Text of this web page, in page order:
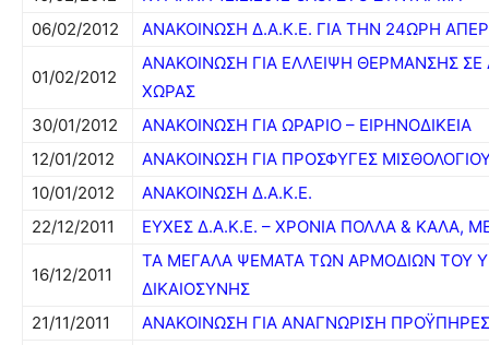
06/02/2012
ΑΝΑΚΟΙΝΩΣΗ Δ.Α.Κ.Ε. ΓΙΑ ΤΗΝ 24ΩΡΗ
01/02/2012
ΑΝΑΚΟΙΝΩΣΗ ΓΙΑ ΕΛΛΕΙΨΗ ΘΕΡΜΑΝΣΗΣ ΣΕ
ΧΩΡΑΣ
30/01/2012
ΑΝΑΚΟΙΝΩΣΗ ΓΙΑ ΩΡΑΡΙΟ – ΕΙΡΗΝΟΔΙΚΕΙΑ
12/01/2012
ΑΝΑΚΟΙΝΩΣΗ ΓΙΑ ΠΡΟΣΦΥΓΕΣ
10/01/2012
ΑΝΑΚΟΙΝΩΣΗ Δ.Α.Κ.Ε.
22/12/2011
ΕΥΧΕΣ Δ.Α.Κ.Ε. – ΧΡΟΝΙΑ ΠΟΛΛΑ & ΚΑΛΑ,
16/12/2011
ΤΑ ΜΕΓΑΛΑ ΨΕΜΑΤΑ ΤΩΝ ΑΡΜΟΔΙΩΝ ΤΟΥ
ΔΙΚΑΙΟΣΥΝΗΣ
21/11/2011
ΑΝΑΚΟΙΝΩΣΗ ΓΙΑ ΑΝΑΓΝΩΡΙΣΗ